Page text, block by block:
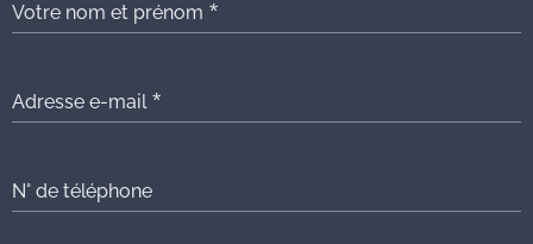
Votre nom et prénom
Adresse e-mail
N° de téléphone